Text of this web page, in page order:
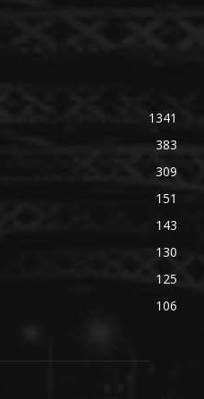
1341
383
309
151
143
130
125
106